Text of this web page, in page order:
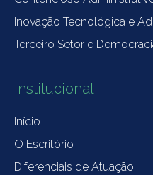
Inovação Tecnológica e
Terceiro Setor e
Institucional
Início
O Escritório
Diferenciais de Atuação